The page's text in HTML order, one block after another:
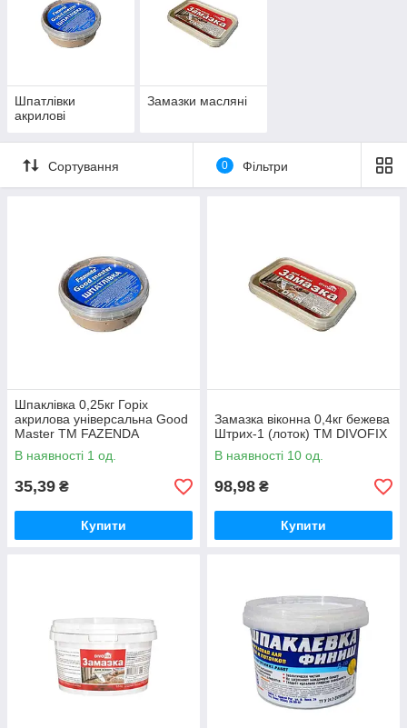
Шпатлівки
акрилові
Замазки масляні
Сортування 0 Фільтри
Шпаклівка 0,25кг Горіх
акрилова універсальна Good
Master ТМ FAZENDA
В наявності 1 од.
35,39 ₴
Купити
Замазка віконна 0,4кг бежева
Штрих-1 (лоток) ТМ DIVOFIX
В наявності 10 од.
98,98 ₴
Купити